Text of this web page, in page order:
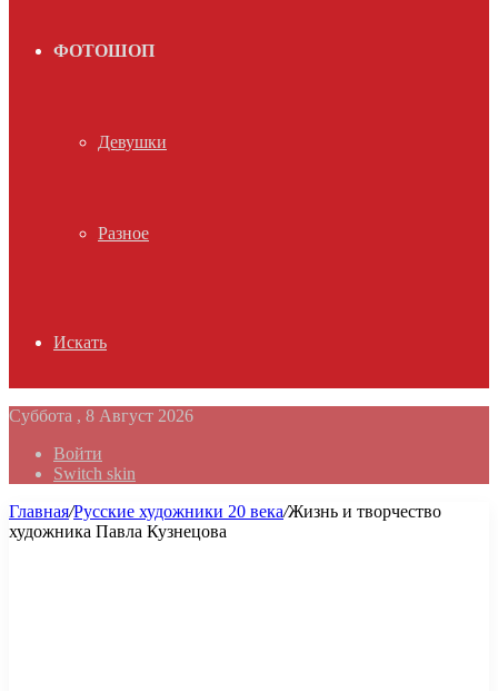
ФОТОШОП
Девушки
Разное
Искать
Суббота , 8 Август 2026
Войти
Switch skin
Главная/Русские художники 20 века/Жизнь и творчество
художника Павла Кузнецова